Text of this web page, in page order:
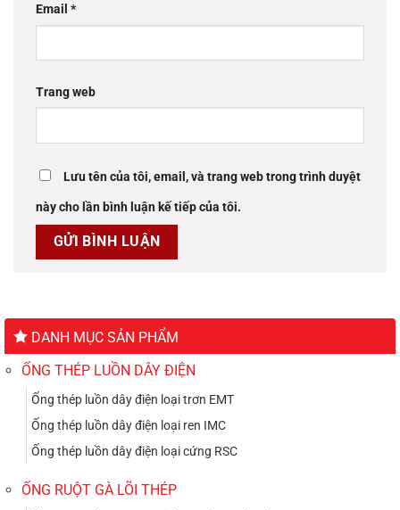
Email *
Trang web
Lưu tên của tôi, email, và trang web trong trình duyệt
này cho lần bình luận kế tiếp của tôi.
DANH MỤC SẢN PHẨM
ỐNG THÉP LUỒN DÂY ĐIỆN
Ống thép luồn dây điện loại trơn EMT
Ống thép luồn dây điện loại ren IMC
Ống thép luồn dây điện loại cứng RSC
ỐNG RUỘT GÀ LÕI THÉP